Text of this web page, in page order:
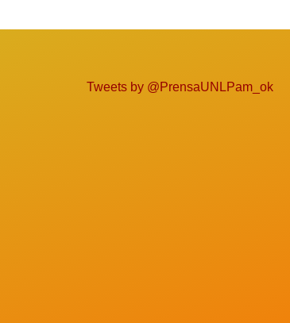
Tweets by @PrensaUNLPam_ok